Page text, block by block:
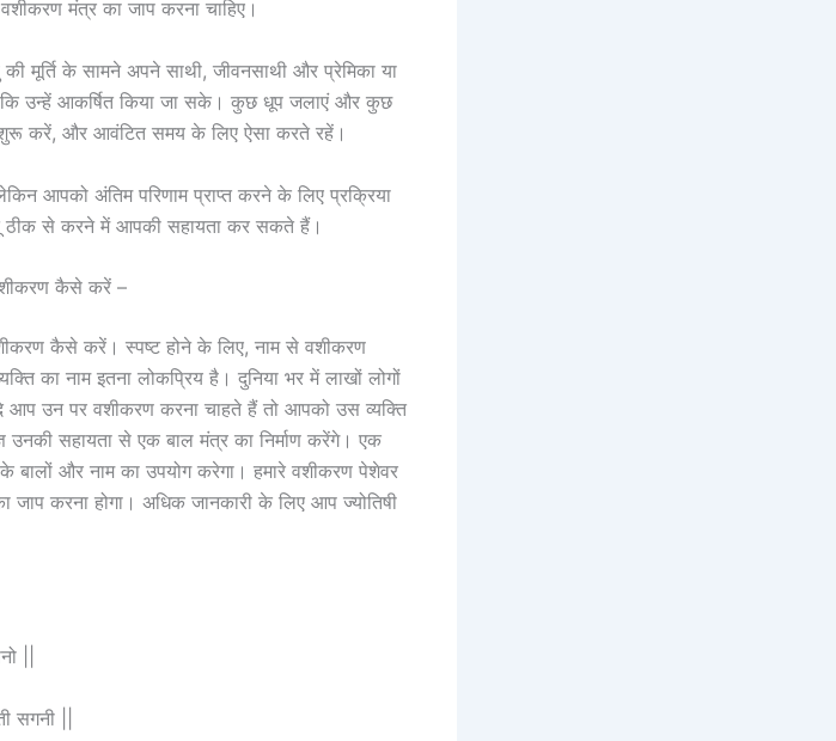
मंत्र का जाप करना चाहिए।
की मूर्ति के सामने अपने साथी, जीवनसाथी और प्रेमिका या
उन्हें आकर्षित किया जा सके। कुछ धूप जलाएं और कुछ
करें, और आवंटित समय के लिए ऐसा करते रहें।
आपको अंतिम परिणाम प्राप्त करने के लिए प्रक्रिया
ठीक से करने में आपकी सहायता कर सकते हैं।
कैसे करें –
कैसे करें। स्पष्ट होने के लिए, नाम से वशीकरण
का नाम इतना लोकप्रिय है। दुनिया भर में लाखों लोगों
आप उन पर वशीकरण करना चाहते हैं तो आपको उस व्यक्ति
उनकी सहायता से एक बाल मंत्र का निर्माण करेंगे। एक
बालों और नाम का उपयोग करेगा। हमारे वशीकरण पेशेवर
जाप करना होगा। अधिक जानकारी के लिए आप ज्योतिषी
||
सगनी ||